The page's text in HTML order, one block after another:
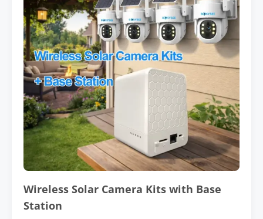
Wireless Solar Camera Kits with Base
Station